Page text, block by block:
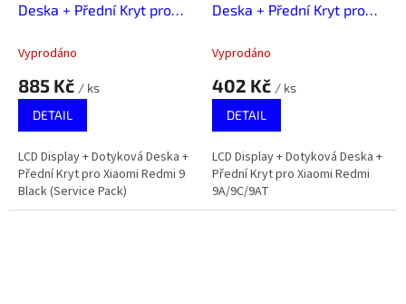
Deska + Přední Kryt pro
(Service Pack)
Vyprodáno
885 Kč / ks
DETAIL
LCD Display + Dotyková Deska +
Přední Kryt pro Xiaomi Redmi 9
Black (Service Pack)
Deska + Přední Kryt pro
Vyprodáno
402 Kč / ks
DETAIL
LCD Display + Dotyková Deska +
Přední Kryt pro Xiaomi Redmi
9A/9C/9AT